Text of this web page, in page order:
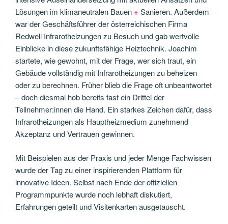
Lösungen im klimaneutralen Bauen+ Sanieren. Außerdem
war der Geschäftsführer der österreichischen Firma
Redwell Infrarotheizungen zu Besuch und gab wertvolle
Einblicke in diese zukunftsfähige Heiztechnik. Joachim
startete, wie gewohnt, mit der Frage, wer sich traut, ein
Gebäude vollständig mit Infrarotheizungen zu beheizen
oder zu berechnen. Früher blieb die Frage oft unbeantwortet
– doch diesmal hob bereits fast ein Drittel der
Teilnehmer:innen die Hand. Ein starkes Zeichen dafür, dass
Infrarotheizungen als Hauptheizmedium zunehmend
Akzeptanz und Vertrauen gewinnen.
Mit Beispielen aus der Praxis und jeder Menge Fachwissen
wurde der Tag zu einer inspirierenden Plattform für
innovative Ideen. Selbst nach Ende der offiziellen
Programmpunkte wurde noch lebhaft diskutiert,
Erfahrungen geteilt und Visitenkarten ausgetauscht.